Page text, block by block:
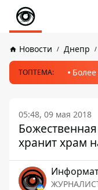
Новости Днепр
ТОПТЕМА:
05:48, 09 мая 2018
хранит храм